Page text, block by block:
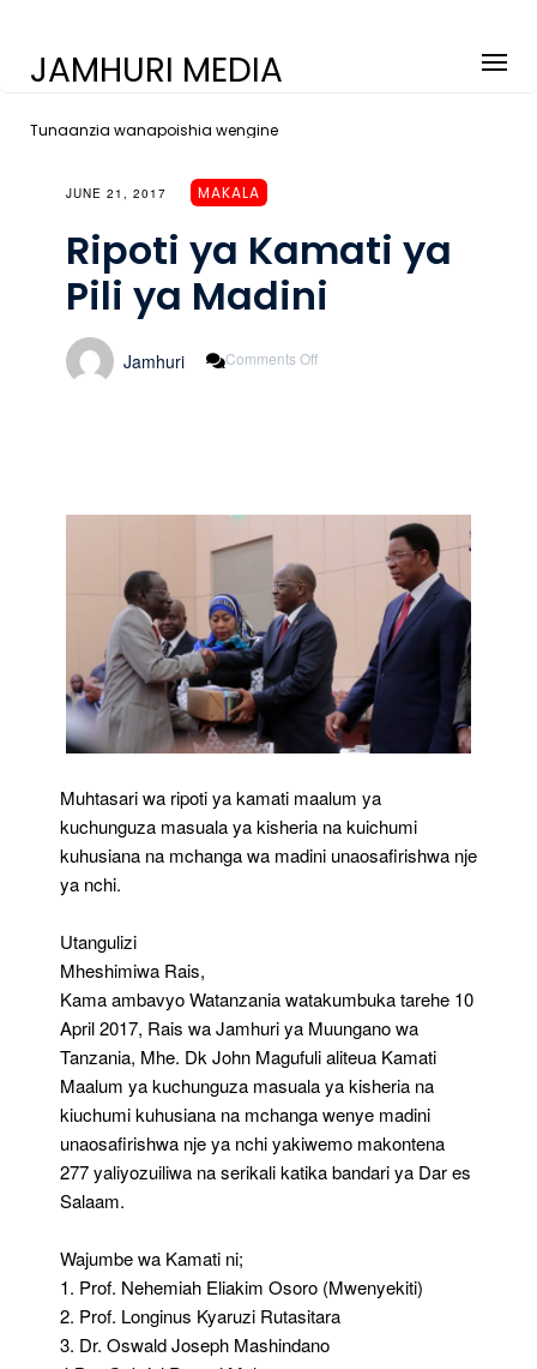
JAMHURI MEDIA
Tunaanzia wanapoishia wengine
JUNE 21, 2017 MAKALA
Ripoti ya Kamati ya
Pili ya Madini
Jamhuri Comments Off
Muhtasari wa ripoti ya kamati maalum ya
kuchunguza masuala ya kisheria na kuichumi
kuhusiana na mchanga wa madini unaosafirishwa nje
ya nchi.
Utangulizi
Mheshimiwa Rais,
Kama ambavyo Watanzania watakumbuka tarehe 10
April 2017, Rais wa Jamhuri ya Muungano wa
Tanzania, Mhe. Dk John Magufuli aliteua Kamati
Maalum ya kuchunguza masuala ya kisheria na
kiuchumi kuhusiana na mchanga wenye madini
unaosafirishwa nje ya nchi yakiwemo makontena
277 yaliyozuiliwa na serikali katika bandari ya Dar es
Salaam.
Wajumbe wa Kamati ni;
1. Prof. Nehemiah Eliakim Osoro (Mwenyekiti)
2. Prof. Longinus Kyaruzi Rutasitara
3. Dr. Oswald Joseph Mashindano